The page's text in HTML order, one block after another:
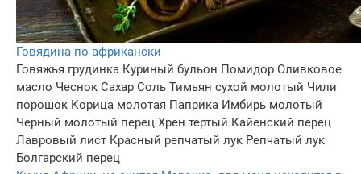
Говядина по-африкански
Говяжья грудинка Куриный бульон Помидор Оливковое
масло Чеснок Сахар Соль Тимьян сухой молотый Чили
порошок Корица молотая Паприка Имбирь молотый
Черный молотый перец Хрен тертый Кайенский перец
Лавровый лист Красный репчатый лук Репчатый лук
Болгарский перец